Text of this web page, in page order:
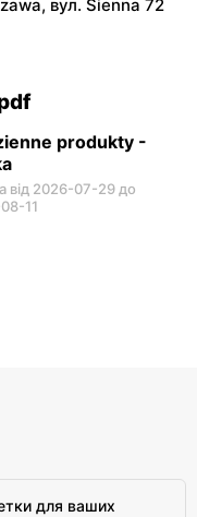
вул. Sienna 72
produkty -
від 2026-07-29 до
11
для ваших